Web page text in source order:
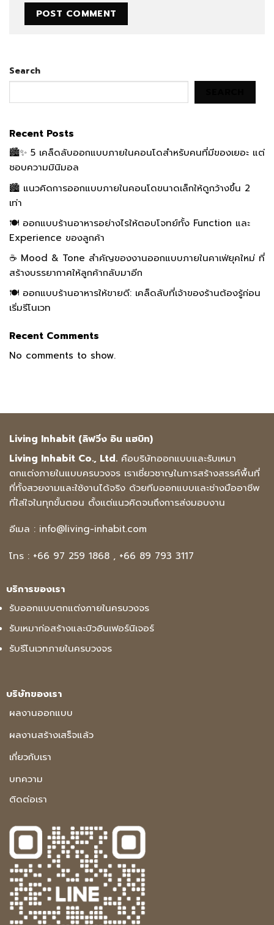
Search
Recent Posts
🏙️✨ 5 เคล็ดลับออกแบบภายในคอนโดสำหรับคนที่มีของเยอะ แต่
ชอบความมินิมอล
🏙️ แนวคิดการออกแบบภายในคอนโดขนาดเล็กให้ดูกว้างขึ้น 2
เท่า
🍽️ ออกแบบร้านอาหารอย่างไรให้ตอบโจทย์ทั้ง Function และ
Experience ของลูกค้า
☕ Mood & Tone สำคัญของงานออกแบบภายในคาเฟ่ยุคใหม่ ที่
สร้างบรรยากาศให้ลูกค้ากลับมาอีก
🍽️ ออกแบบร้านอาหารให้ขายดี: เคล็ดลับที่เจ้าของร้านต้องรู้ก่อน
เริ่มรีโนเวท
Recent Comments
No comments to show.
Living Inhabit (ลิฟวิ่ง อิน แฮบิท)
Living Inhabit Co., Ltd. คือบริษัทออกแบบและรับเหมา
ตกแต่งภายในแบบครบวงจร เราเชี่ยวชาญในการสร้างสรรค์พื้นที่
ที่ทั้งสวยงามและใช้งานได้จริง ด้วยทีมออกแบบและช่างมืออาชีพ
ที่ใส่ใจในทุกขั้นตอน ตั้งแต่แนวคิดจนถึงการส่งมอบงาน
อีเมล : info@living-inhabit.com
โทร : +66 97 259 1868 , +66 89 793 3117
ริการของเรา
รับออกแบบตกแต่งภายในครบวงจร
รับเหมาก่อสร้างและบิวอินเฟอร์นิเจอร์
รับรีโนเวทภายในครบวงจร
ริษัทของเรา
ผลงานออกแบบ
ผลงานสร้างเสร็จแล้ว
เกี่ยวกับเรา
บทความ
ติดต่อเรา